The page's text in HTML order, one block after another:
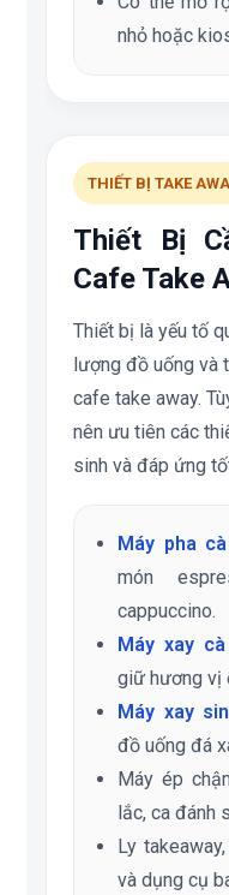
nhỏ hoặc
THIẾT BỊ TAKE
Thiết Bị
Cafe Take
Thiết bị là yếu tố
lượng đồ uống và
cafe take away.
nên ưu tiên các
sinh và đáp ứng
Máy pha
món
cappuccino.
Máy xay
giữ hương vị
Máy xay
đồ uống đá
Máy ép
lắc, ca đánh
Ly
và dụng cụ